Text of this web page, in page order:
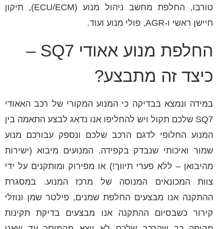
טורבו, החלפת מחשב ניהול מנוע (ECU/ECM), תיקון
חיישן ראשי ו-AGR, פולי מנוע ועוד.
החלפת מנוע אאודי SQ7 –
כיצד זה מתבצע?
במידה ונמצא בבדיקה כי המנוע המקורי של רכב האאודי
SQ7 שלכם תקול ויש להחליפו אנו נדאג לבצע התאמה בין
המנוע החלופי לדגם הרכב שלכם ונספק עבורכם מנוע
שמור ואיכותי שנבדק בקפידה. המנועים מיבוא (ישירות
מהיבואן – ללא פערי תיווך!) או מפירוק ומותקנים על ידי
צוות המכונאים המנוסה של מרכז המנוע. במסגרת
ההתקנה אנו מבצעים החלפת שמנים, פילטר שמן ונוזלי
קירור כשבסיום ההתקנה אנו מבצעים בדיקת תקינות